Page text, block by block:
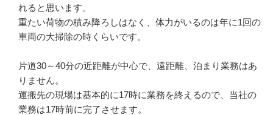
れると思います。
重たい荷物の積み降ろしはなく、体力がいるのは年に1回の
車両の大掃除の時くらいです。
片道30～40分の近距離が中心で、遠距離、泊まり業務はあ
りません。
運搬先の現場は基本的に17時に業務を終えるので、当社の
業務は17時前に完了させます。